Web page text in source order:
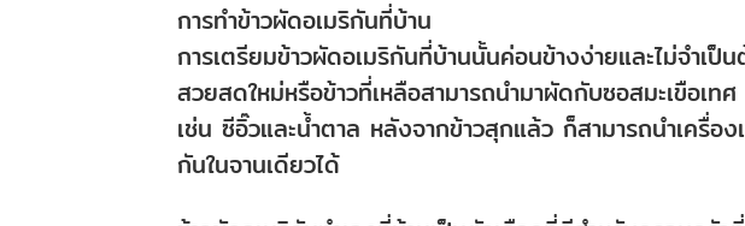
การทำข้าวผัดอเมริกันที่บ้าน
การเตรียมข้าวผัดอเมริกันที่บ้านนั้นค่อนข้างง่ายและไม่จำเป็
สวยสดใหม่หรือข้าวที่เหลือสามารถนำมาผัดกับซอสมะเขือเท
เช่น ซีอิ๊วและน้ำตาล หลังจากข้าวสุกแล้ว ก็สามารถนำเครื่อ
กันในจานเดียวได้